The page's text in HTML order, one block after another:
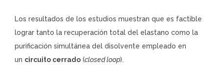
Los resultados de los estudios muestran que es factible
lograr tanto la recuperación total del elastano como la
purificación simultánea del disolvente empleado en
un circuito cerrado (closed loop).